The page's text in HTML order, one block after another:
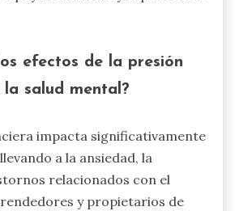
efectos de la presión
salud mental?
impacta significativamente
a la ansiedad, la
relacionados con el
y propietarios de